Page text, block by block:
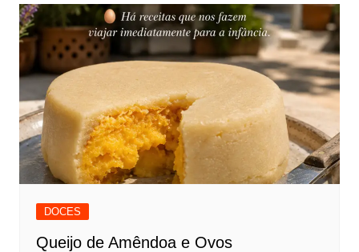
DOCES
Queijo de Amêndoa e Ovos